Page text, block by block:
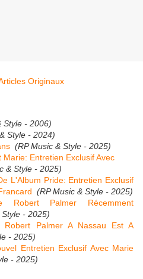
Style - 2006)
Style - 2024)
(RP Music & Style - 2025)
Entretien Exclusif Avec
& Style - 2025)
L'Album Pride: Entretien Exclusif
(RP Music & Style - 2025)
Palmer Récemment
- 2025)
Robert Palmer A Nassau Est A
- 2025)
Entretien Exclusif Avec Marie
- 2025)